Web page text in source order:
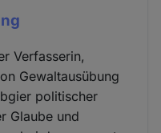
Verfasserin,
Gewaltausübung
politischer
Glaube und